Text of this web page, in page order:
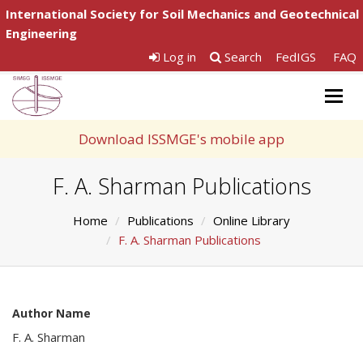
International Society for Soil Mechanics and Geotechnical
Engineering
Log in
Search FedIGS FAQ
Download ISSMGE's mobile app
F. A. Sharman Publications
Home Publications
Online Library
F. A. Sharman Publications
Author Name
F. A. Sharman